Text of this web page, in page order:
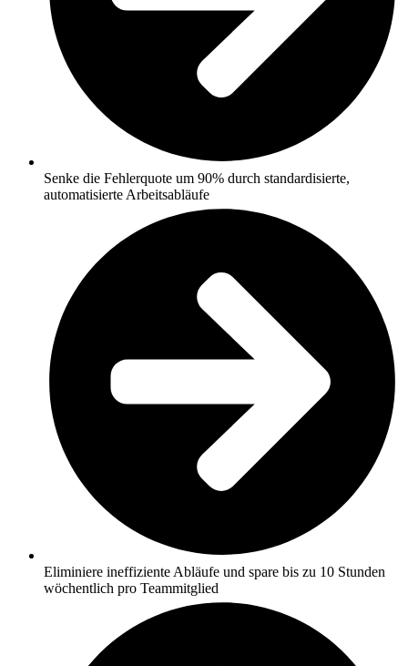
Senke die Fehlerquote um 90% durch standardisierte,
automatisierte Arbeitsabläufe
Eliminiere ineffiziente Abläufe und spare bis zu 10 Stunden
wöchentlich pro Teammitglied